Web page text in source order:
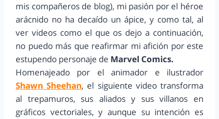
mis compañeros de blog), mi pasión por el héroe
arácnido no ha decaído un ápice, y como tal, al
ver videos como el que os dejo a continuación,
no puedo más que reafirmar mi afición por este
estupendo personaje de Marvel Comics.
Homenajeado por el animador e ilustrador
Shawn Sheehan, el siguiente video transforma
al trepamuros, sus aliados y sus villanos en
gráficos vectoriales, y aunque su intención es